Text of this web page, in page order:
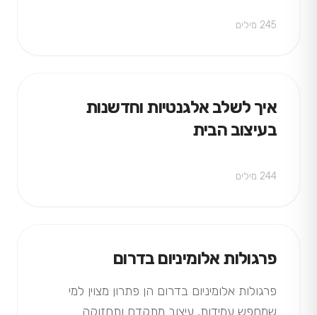
245 מילים
איך לשלב אלגנטיות וחדשנות
בעיצוב הבית
244 מילים
פרגולות אלומיניום בדרום
פרגולות אלומיניום בדרום הן פתרון מצוין למי
שמחפש עמידות, עיצוב מתקדם ותחזוקה